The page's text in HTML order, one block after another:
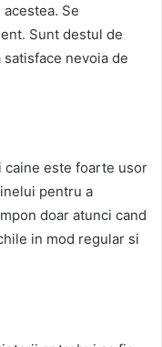
Se
Sunt destul de
nevoia de
caine este foarte usor
pentru a
doar atunci cand
in mod regular si